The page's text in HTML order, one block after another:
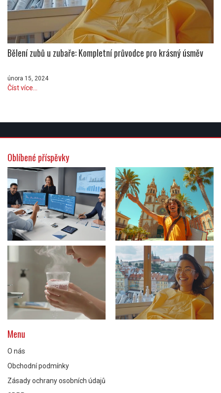
Bělení zubů u zubaře: Kompletní průvodce pro krásný úsměv
února 15, 2024
Číst více...
Oblíbené příspěvky
Menu
O nás
Obchodní podmínky
Zásady ochrany osobních údajů